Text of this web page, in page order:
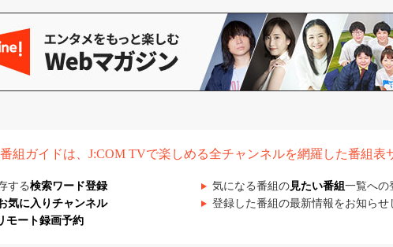
組ガイドは、J:COM TVで楽しめる全チャンネルを網羅した番組表
する検索ワード登録 気になる番組の見たい番組 一覧への
気に入りチャンネル 登録した番組の最新情報をお知らせ
モート録画予約